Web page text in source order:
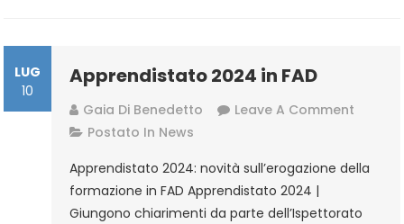
LUG
10
Apprendistato 2024 in FAD
Gaia Di Benedetto Leave A Comment
In
Postato In News
Apprendistato 2024: novità sull’erogazione della
formazione in FAD Apprendistato 2024 |
Giungono chiarimenti da parte dell’Ispettorato